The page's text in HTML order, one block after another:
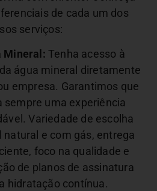
de cada um dos
serviços:
Mineral:Tenha acesso à
água mineral diretamente
empresa. Garantimos que
sempre uma experiência
Variedade de escolha
e com gás, entrega
foco na qualidade e
de planos de assinatura
hidratação contínua.